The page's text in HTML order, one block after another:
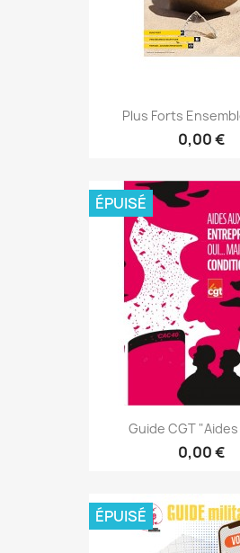
Plus Forts
0,00 €
Guide CGT
0,00 €
ÉPUISÉ
ÉPUISÉ